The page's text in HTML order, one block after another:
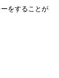
をすることが